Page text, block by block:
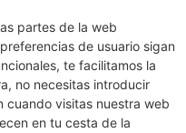
partes de la web
de usuario sigan
te facilitamos la
no necesitas introducir
cuando visitas nuestra web
en tu cesta de la